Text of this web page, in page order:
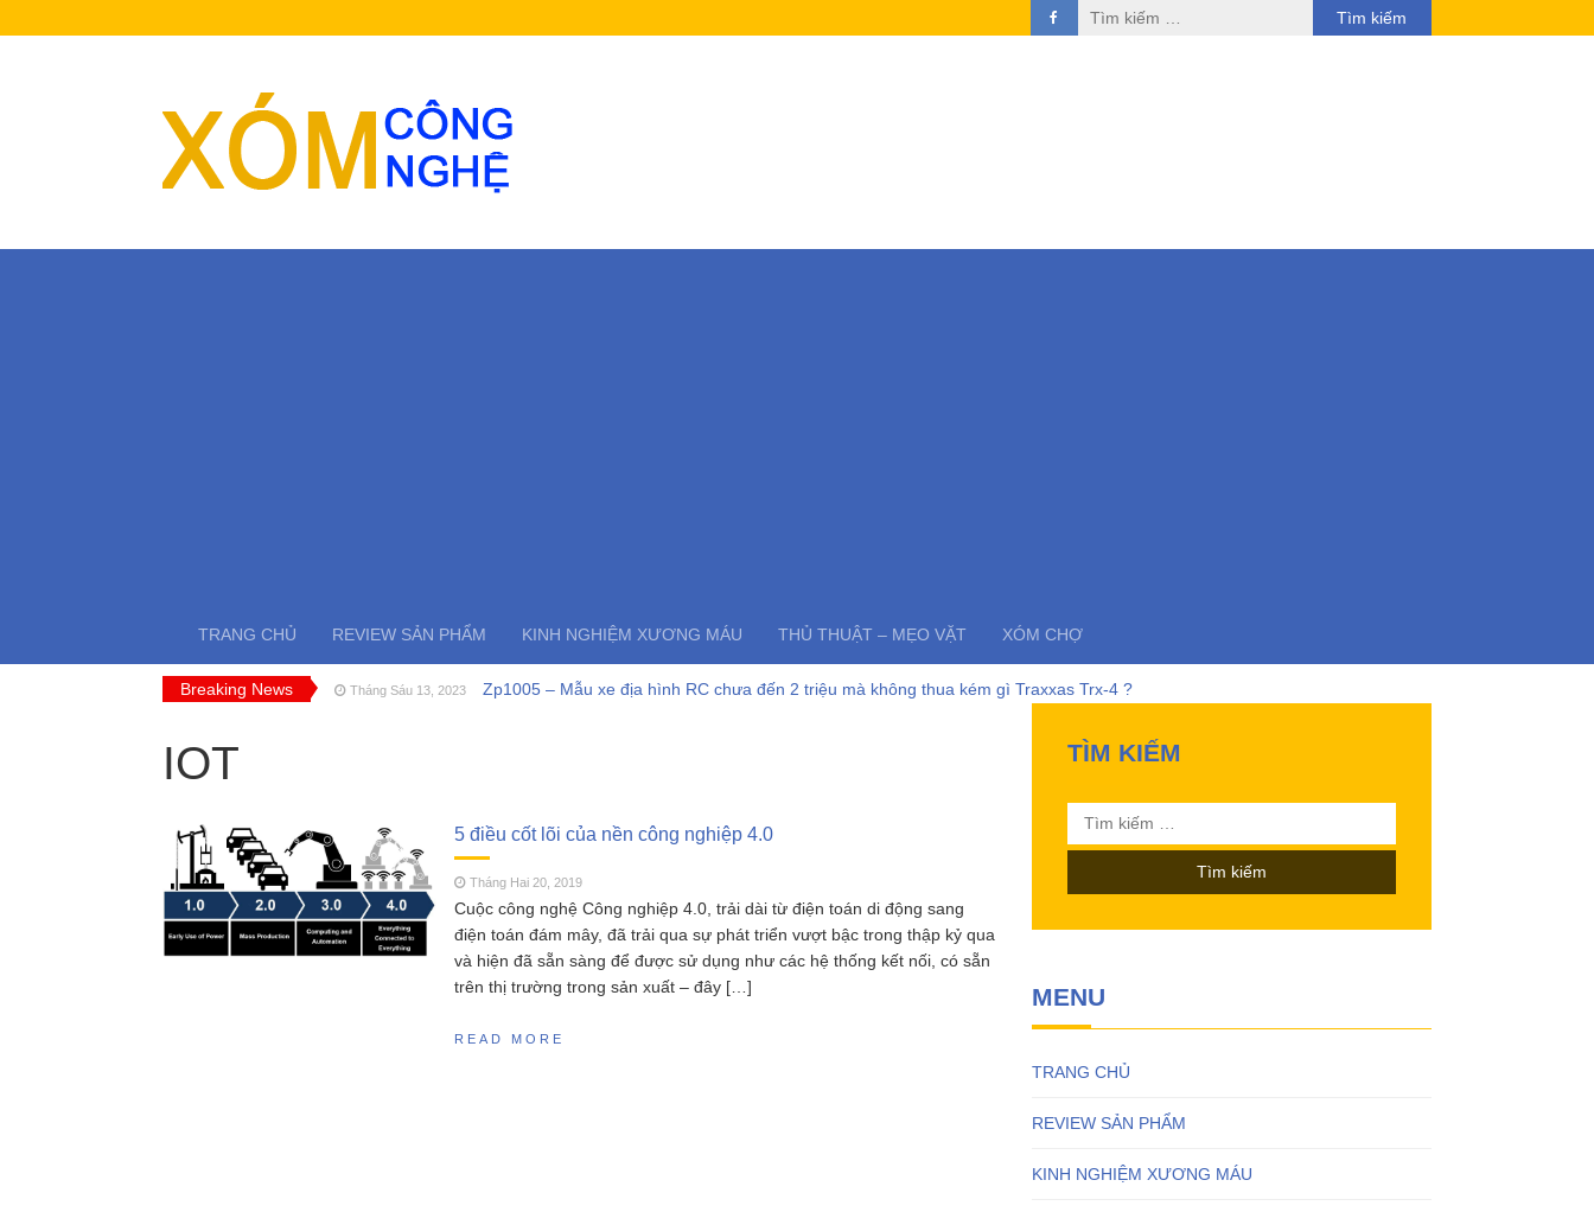
Tìm
kiếm
TRANG CHỦ REVIEW SẢN PHẨM KINH NGHIỆM XƯƠNG MÁU THỦ THUẬT – MẸO VẶT XÓM CHỢ
Breaking News Tháng Sáu 13, 2023 Zp1005 – Mẫu xe địa hình RC chưa đến 2 triệu mà không thua kém gì Traxxas Trx-4 ?
Tháng Sáu 18, 2023 Đồ chơi RC HOBBY – Chia sẻ kinh nghiệm toàn tập cho người mới chơi mô hình điều khiển từ xa!
IOT
5 điều cốt lõi của nền công nghiệp 4.0
Tháng Hai 20, 2019
Cuộc công nghệ Công nghiệp 4.0, trải dài từ điện toán di động sang
điện toán đám mây, đã trải qua sự phát triển vượt bậc trong thập kỷ qua
và hiện đã sẵn sàng để được sử dụng như các hệ thống kết nối, có sẵn
trên thị trường trong sản xuất – đây […]
READ MORE
TÌM KIẾM
Tìm
kiếm
MENU
TRANG CHỦ
REVIEW SẢN PHẨM
KINH NGHIỆM XƯƠNG MÁU